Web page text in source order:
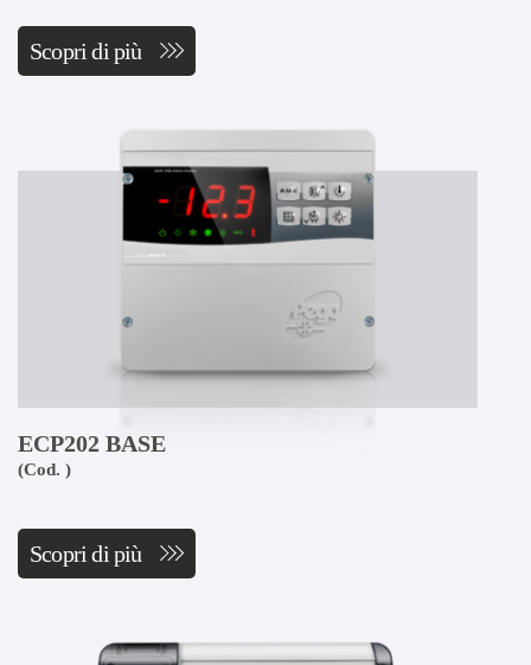
Scopri di più
ECP202 BASE
(Cod. )
Scopri di più